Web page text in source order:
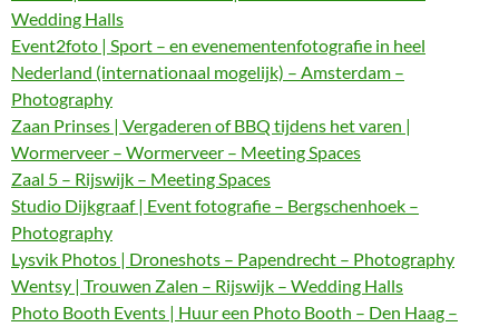
Wedding Halls
Event2foto | Sport – en evenementenfotografie in heel
Nederland (internationaal mogelijk) – Amsterdam –
Photography
Zaan Prinses | Vergaderen of BBQ tijdens het varen |
Wormerveer – Wormerveer – Meeting Spaces
Zaal 5 – Rijswijk – Meeting Spaces
Studio Dijkgraaf | Event fotografie – Bergschenhoek –
Photography
Lysvik Photos | Droneshots – Papendrecht – Photography
Wentsy | Trouwen Zalen – Rijswijk – Wedding Halls
Photo Booth Events | Huur een Photo Booth – Den Haag –